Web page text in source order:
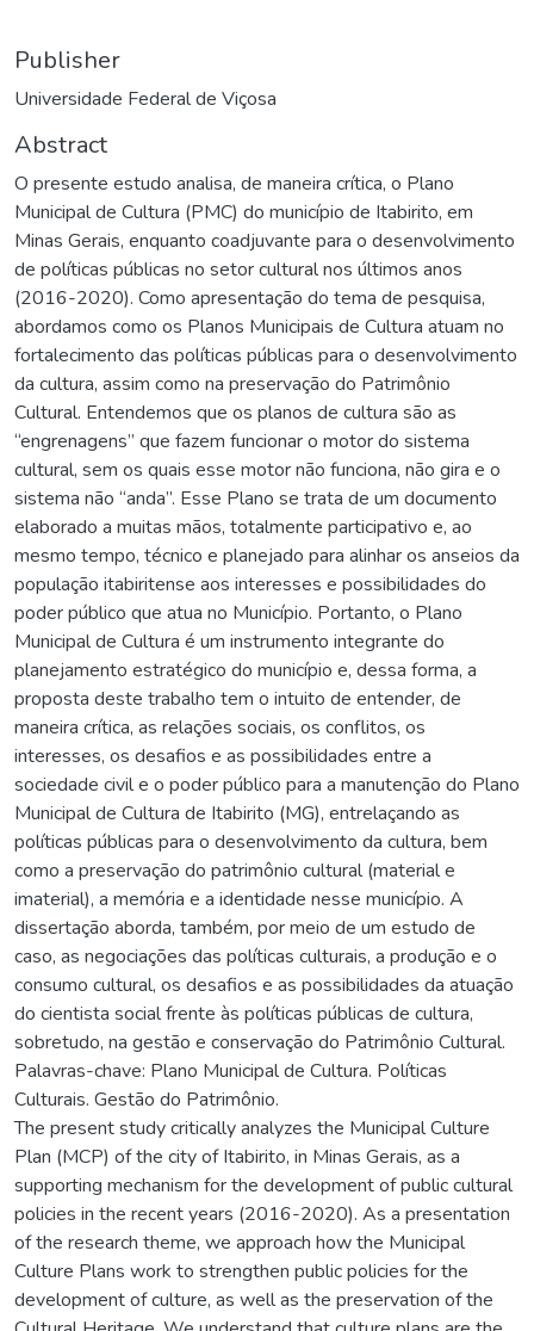
Publisher
Universidade Federal de Viçosa
Abstract
O presente estudo analisa, de maneira crítica, o Plano
Municipal de Cultura (PMC) do município de Itabirito, em
Minas Gerais, enquanto coadjuvante para o desenvolvimento
de políticas públicas no setor cultural nos últimos anos
(2016-2020). Como apresentação do tema de pesquisa,
abordamos como os Planos Municipais de Cultura atuam no
fortalecimento das políticas públicas para o desenvolvimento
da cultura, assim como na preservação do Patrimônio
Cultural. Entendemos que os planos de cultura são as
“engrenagens” que fazem funcionar o motor do sistema
cultural, sem os quais esse motor não funciona, não gira e o
sistema não “anda”. Esse Plano se trata de um documento
elaborado a muitas mãos, totalmente participativo e, ao
mesmo tempo, técnico e planejado para alinhar os anseios da
população itabiritense aos interesses e possibilidades do
poder público que atua no Município. Portanto, o Plano
Municipal de Cultura é um instrumento integrante do
planejamento estratégico do município e, dessa forma, a
proposta deste trabalho tem o intuito de entender, de
maneira crítica, as relações sociais, os conflitos, os
interesses, os desafios e as possibilidades entre a
sociedade civil e o poder público para a manutenção do Plano
Municipal de Cultura de Itabirito (MG), entrelaçando as
políticas públicas para o desenvolvimento da cultura, bem
como a preservação do patrimônio cultural (material e
imaterial), a memória e a identidade nesse município. A
dissertação aborda, também, por meio de um estudo de
caso, as negociações das políticas culturais, a produção e o
consumo cultural, os desafios e as possibilidades da atuação
do cientista social frente às políticas públicas de cultura,
sobretudo, na gestão e conservação do Patrimônio Cultural.
Palavras-chave: Plano Municipal de Cultura. Políticas
Culturais. Gestão do Patrimônio.
The present study critically analyzes the Municipal Culture
Plan (MCP) of the city of Itabirito, in Minas Gerais, as a
supporting mechanism for the development of public cultural
policies in the recent years (2016-2020). As a presentation
of the research theme, we approach how the Municipal
Culture Plans work to strengthen public policies for the
development of culture, as well as the preservation of the